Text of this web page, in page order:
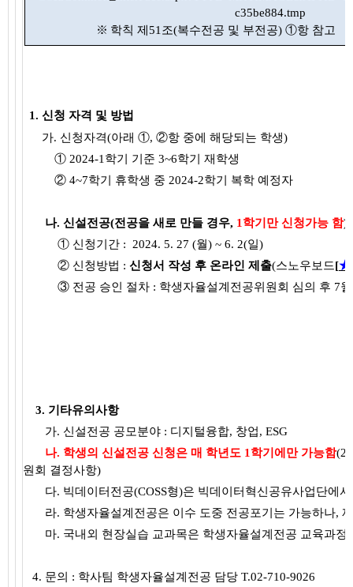
※ 학칙 제51조(복수전공 및 부전공) ①항 참고
1. 신청 자격 및 방법
가. 신청자격(아래 ①, ②항 중에 해당되는 학생)
① 2024-1학기 기준 3~6학기 재학생
② 4~7학기 휴학생 중 2024-2학기 복학 예정자
나. 신설전공(전공을 새로 만들 경우, 1학기만 신청가능 함)
① 신청기간 : 2024. 5. 27 (월) ~ 6. 2(일)
② 신청방법 : 신청서 작성 후 온라인 제출(스노우보드[★
③ 전공 승인 절차 : 학생자율설계전공위원회 심의 후 7월
3. 기타유의사항
가. 신설전공 공모분야 : 디지털융합, 창업, ESG
나. 학생의 신설전공 신청은 매 학년도 1학기에만 가능함
원회 결정사항)
다. 빅데이터전공(COSS형)은 빅데이터혁신공유사업단에
라. 학생자율설계전공은 이수 도중 전공포기는 가능하나,
마. 국내외 현장실습 교과목은 학생자율설계전공 교육과정
4. 문의 : 학사팀 학생자율설계전공 담당 T.02-710-9026